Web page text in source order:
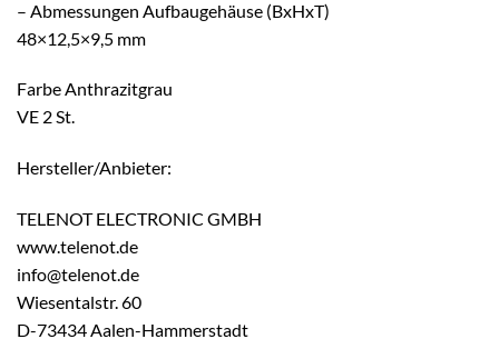
– Abmessungen Aufbaugehäuse (BxHxT)
48×12,5×9,5 mm
Farbe Anthrazitgrau
VE 2 St.
Hersteller/Anbieter:
TELENOT ELECTRONIC GMBH
www.telenot.de
info@telenot.de
Wiesentalstr. 60
D-73434 Aalen-Hammerstadt